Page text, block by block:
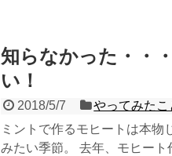
知らなかった・・
い！
2018/5/7 やってみた
ミントで作るモヒートは本物
みたい季節。 去年、モヒー